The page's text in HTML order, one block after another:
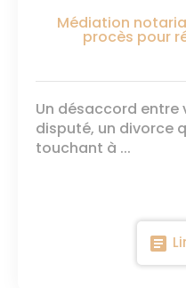
Médiation
procès pour
Un désaccord entre
disputé, un divorce
touchant à ...
article